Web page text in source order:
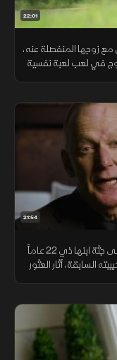
22:01
زوجها المنفصلة عنه،
في لعب لعبة نفسية
21:54
تحول هدوء ليلة شتوية لكابوس بعدما عثرت أم على جثة ابنها ذي 22 عاماً
السابقة، أثار العثور